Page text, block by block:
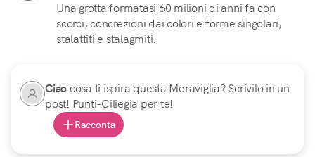
Una grotta formatasi 60 milioni di anni fa con
scorci, concrezioni dai colori e forme singolari,
stalattiti e stalagmiti.
Ciaocosa ti ispira questa Meraviglia? Scrivilo in un
post! Punti-Ciliegia per te!
Racconta